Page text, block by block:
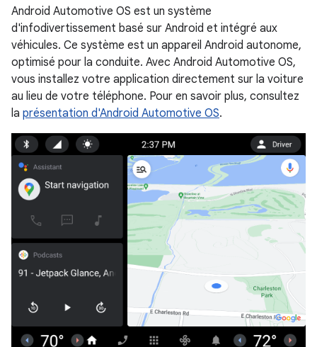
Android Automotive OS est un système
d'infodivertissement basé sur Android et intégré aux
véhicules. Ce système est un appareil Android autonome,
optimisé pour la conduite. Avec Android Automotive OS,
vous installez votre application directement sur la voiture
au lieu de votre téléphone. Pour en savoir plus, consultez
la présentation d'Android Automotive OS.